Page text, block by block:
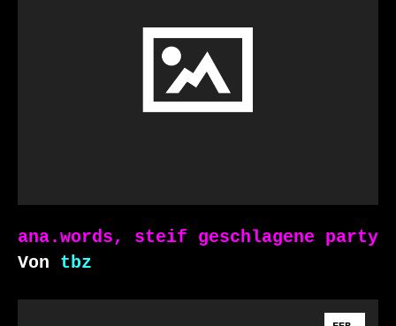
ana.words, steif geschlagene party
Von tbz